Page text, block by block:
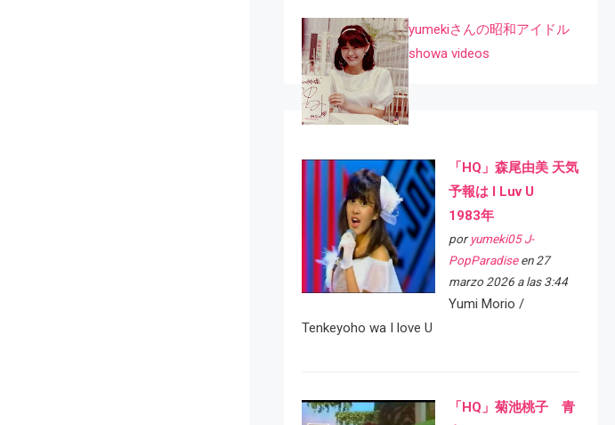
yumekiさんの昭和アイドル
showa videos
「HQ」森尾由美 天気
予報は I Luv U
1983年
por yumeki05 J-
PopParadiseen 27
marzo 2026 a las 3:44
Yumi Morio /
Tenkeyoho wa I love U
「HQ」菊池桃子 青